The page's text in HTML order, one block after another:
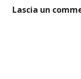
Lascia un